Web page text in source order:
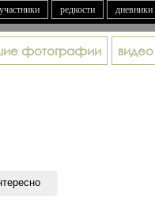
участники редкости дневники
фотографии видео